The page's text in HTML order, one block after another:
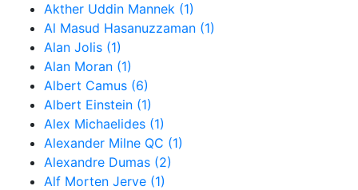
Akther Uddin Mannek (1)
Al Masud Hasanuzzaman (1)
Alan Jolis (1)
Alan Moran (1)
Albert Camus (6)
Albert Einstein (1)
Alex Michaelides (1)
Alexander Milne QC (1)
Alexandre Dumas (2)
Alf Morten Jerve (1)